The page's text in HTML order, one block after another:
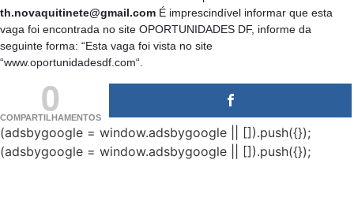
th.novaquitinete@gmail.com É imprescindível informar que esta
vaga foi encontrada no site OPORTUNIDADES DF, informe da
seguinte forma: “Esta vaga foi vista no site
“www.oportunidadesdf.com“.
0
COMPARTILHAMENTOS
(adsbygoogle = window.adsbygoogle || []).push({});
(adsbygoogle = window.adsbygoogle || []).push({});